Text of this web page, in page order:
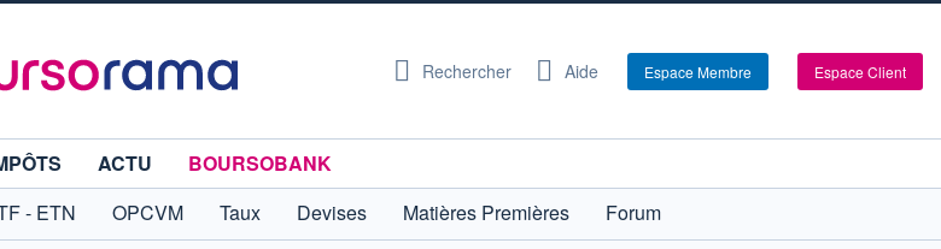
Rechercher Aide Espace Membre Espace Client
ACTU
BOURSOBANK
- ETN OPCVM Taux Devises Matières Premières
Forum